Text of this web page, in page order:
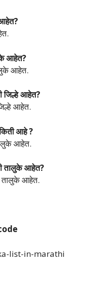
आहेत?
आहेत?
आहेत.
जिल्हे आहेत?
आहेत.
आहे ?
आहेत.
तालुके आहेत?
तालुके आहेत.
list-in-marathi